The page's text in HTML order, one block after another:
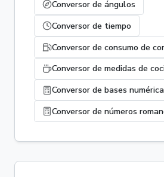
Conversor de ángulos
Conversor de tiempo
Conversor de consumo de
Conversor de medidas de
Conversor de bases
Conversor de números